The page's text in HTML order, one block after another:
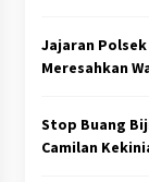
Jajaran Polsek
Meresahkan
Stop Buang
Camilan